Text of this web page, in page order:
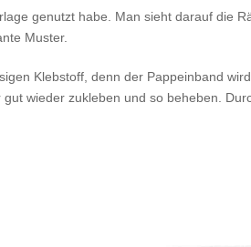
genutzt habe. Man sieht darauf die
Muster.
Klebstoff, denn der Pappeinband
wieder zukleben und so beheben.